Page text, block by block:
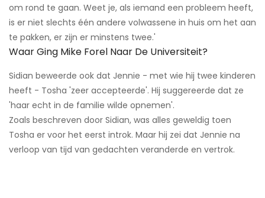
om rond te gaan. Weet je, als iemand een probleem heeft,
is er niet slechts één andere volwassene in huis om het aan
te pakken, er zijn er minstens twee.'
Waar Ging Mike Forel Naar De Universiteit?
Sidian beweerde ook dat Jennie - met wie hij twee kinderen
heeft - Tosha 'zeer accepteerde'. Hij suggereerde dat ze
'haar echt in de familie wilde opnemen'.
Zoals beschreven door Sidian, was alles geweldig toen
Tosha er voor het eerst introk. Maar hij zei dat Jennie na
verloop van tijd van gedachten veranderde en vertrok.